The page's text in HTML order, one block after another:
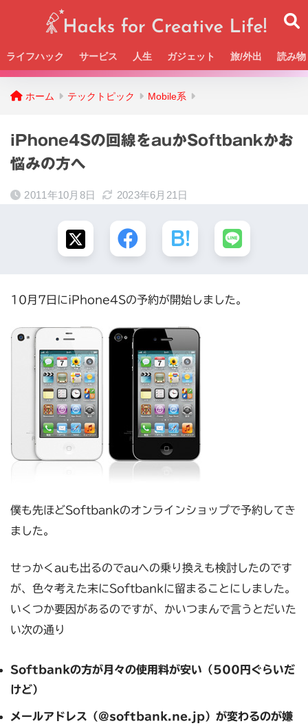
ライフハック サービス 人生 ガジェット 旅/外出 読み物
Beckの活動＆SNSまとめはこちら
ホーム テックトピック Mobile系
iPhone4Sの回線をauかSoftbankかお
悩みの方へ
2011年10月8日 2023年6月21日
10月7日にiPhone4Sの予約が開始しました。
僕も先ほどSoftbankのオンラインショップで予約してき
ました。
せっかくauも出るのでauへの乗り換えも検討したのです
が、色々考えた末にSoftbankに留まることにしました。
いくつか要因があるのですが、かいつまんで言うとだいた
い次の通り
Softbankの方が月々の使用料が安い（500円ぐらいだ
けど）
メールアドレス（@softbank.ne.jp）が変わるのが嫌